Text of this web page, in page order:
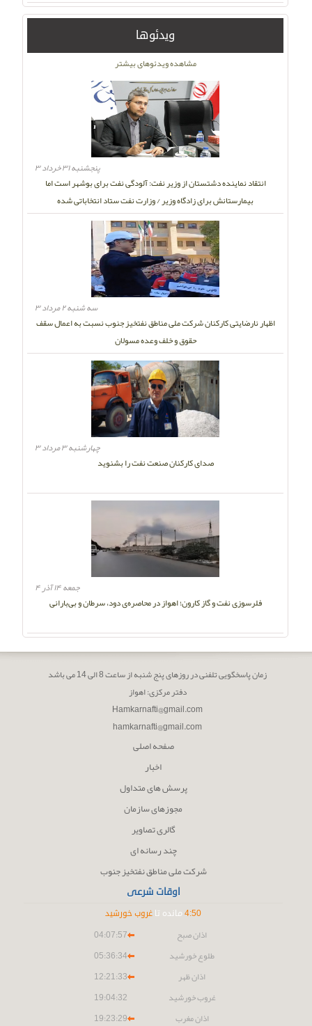
ویدئوها
فلرسوزی نفت و گاز کارون؛ اهواز در محاصره‌ی دود، سرطان و بی‌بارانی
جمعه ۱۴ آذر ۴
صدای کارکنان صنعت نفت را بشنوید
چهارشنبه ۳ مرداد ۳
اظهار نارضایتی کارکنان شرکت ملی مناطق نفتخیز جنوب نسبت به اعمال سقف
حقوق و خلف وعده مسولان
سه شنبه ۲ مرداد ۳
انتقاد نماینده دشتستان از وزیر نفت: آلودگی نفت برای بوشهر است اما
بیمارستانش برای زادگاه وزیر / وزارت نفت ستاد انتخاباتی شده
پنجشنبه ۳۱ خرداد ۳
مشاهده ویدئوهای بیشتر
زمان پاسخگویی تلفنی در روزهای پنج شنبه از ساعت 8 الی 14 می باشد
دفتر مرکزی: اهواز
Hamkarnafti@gmail.com
hamkarnafti@gmail.com
صفحه اصلی
اخبار
پرسش های متداول
مجوزهای سازمان
گالری تصاویر
چند رسانه ای
شرکت ملی مناطق نفتخیز جنوب
اوقات شرعی
4:50 مانده تا غروب خورشید
اذان صبح
04:07:57
طلوع خورشید
05:36:34
اذان ظهر
12:21:33
غروب خورشید
19:04:32
اذان مغرب
19:23:29